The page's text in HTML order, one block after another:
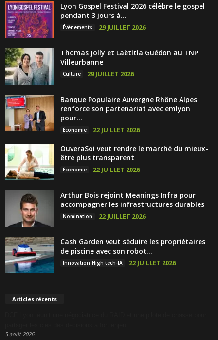
Lyon Gospel Festival 2026 célèbre le gospel
pendant 3 jours à...
Évènements 29 JUILLET 2026
Thomas Jolly et Laëtitia Guédon au TNP
Villeurbanne
Culture 29 JUILLET 2026
Banque Populaire Auvergne Rhône Alpes
renforce son partenariat avec emlyon
pour...
Économie 22 JUILLET 2026
OuveraSoi veut rendre le marché du mieux-
être plus transparent
Économie 22 JUILLET 2026
Arthur Bois rejoint Meanings Infra pour
accompagner les infrastructures durables
Nomination 22 JUILLET 2026
Cash Garden veut séduire les propriétaires
de piscine avec son robot...
Innovation-High tech-IA 22 JUILLET 2026
Articles récents
5 août 2026